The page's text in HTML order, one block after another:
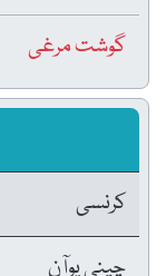
گوشت مرغی
کرنسی
چینی یوآن